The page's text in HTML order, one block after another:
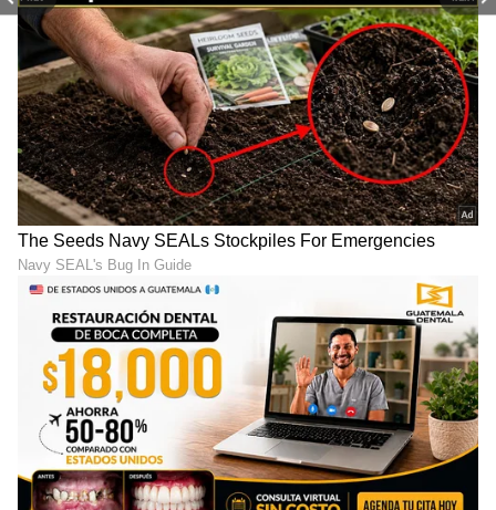
ಮೇಲೆ ಜಮೆಯಾಗಿದ್ದ ಕಪ್ಪು ಪೊರೆಯು ತನ್ನಷ್ಟಕ್ಕೆ ತಾನೇ ಎದ್ದು
ಬರಲು ಪ್ರಾರಂಭಿಸುತ್ತದೆ. ನಂತರ ಇದನ್ನು ನಾರ್ಮಲ್ ಡಿಶ್
ವಾಶ್ ಸೋಪಿನಿಂದ ತೊಳೆದುಕೊಳ್ಳಿ.
5
5
Image Credit :
ಅಂತಿಮವಾಗಿ ಹೀಗೆ ಸ್ವಚ್ಛಗೊಳಿಸಿ (Final Cleaning)
ಅಂತಿಮವಾಗಿ ಹೀಗೆ ಸ್ವಚ್ಛಗೊಳಿಸಿ (Final Cleaning)
*ತವಾದಿಂದ ಕಪ್ಪಗಿನ ಪದರವು ಸಡಿಲವಾದ ನಂತರ ಕೊನೆಯ